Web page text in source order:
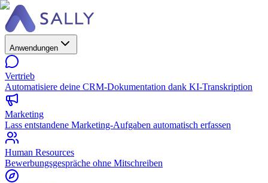
Anwendungen
Vertrieb
Automatisiere deine CRM-Dokumentation dank KI-Transkription
Marketing
Lass entstandene Marketing-Aufgaben automatisch erfassen
Human Resources
Bewerbungsgespräche ohne Mitschreiben